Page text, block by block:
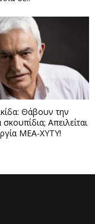
Θάβουν την
Απειλείται
ΜΕΑ-ΧΥΤΥ!